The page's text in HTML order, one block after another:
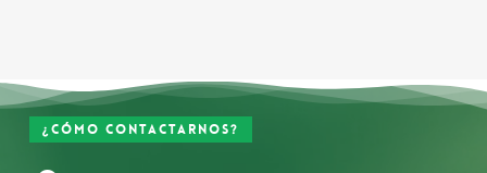
¿Cómo contactarnos?